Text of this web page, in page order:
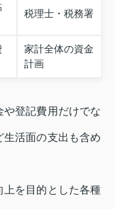
税理士・税務署
家計全体の資金
計画
登記費用だけでな
生活面の支出も含め
上を目的とした各種